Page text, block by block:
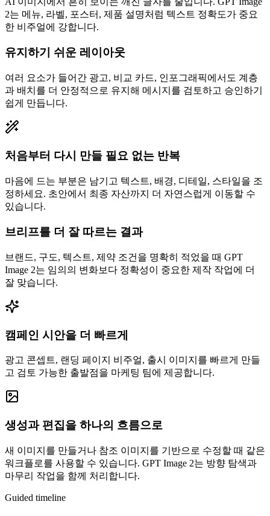
2는 메뉴, 라벨, 포스터, 제품 설명처럼 텍스트 정확도가 중요
한 비주얼에 강합니다.
유지하기 쉬운 레이아웃
여러 요소가 들어간 광고, 비교 카드, 인포그래픽에서도 계층
과 배치를 더 안정적으로 유지해 메시지를 검토하고 승인하기
쉽게 만듭니다.
처음부터 다시 만들 필요 없는 반복
마음에 드는 부분은 남기고 텍스트, 배경, 디테일, 스타일을 조
정하세요. 초안에서 최종 자산까지 더 자연스럽게 이동할 수
있습니다.
브리프를 더 잘 따르는 결과
브랜드, 구도, 텍스트, 제약 조건을 명확히 적었을 때 GPT
Image 2는 임의의 변화보다 정확성이 중요한 제작 작업에 더
잘 맞습니다.
캠페인 시안을 더 빠르게
광고 콘셉트, 랜딩 페이지 비주얼, 출시 이미지를 빠르게 만들
고 검토 가능한 출발점을 마케팅 팀에 제공합니다.
생성과 편집을 하나의 흐름으로
새 이미지를 만들거나 참조 이미지를 기반으로 수정할 때 같은
워크플로를 사용할 수 있습니다. GPT Image 2는 방향 탐색과
마무리 작업을 함께 처리합니다.
Guided timeline